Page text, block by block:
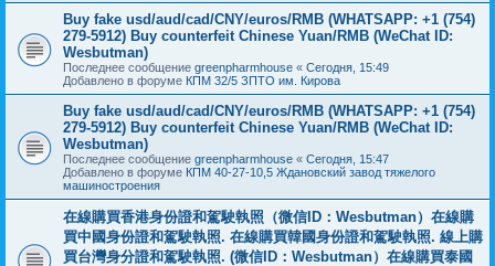
Buy fake usd/aud/cad/CNY/euros/RMB (WHATSAPP: +1 (754)
279-5912) Buy counterfeit Chinese Yuan/RMB (WeChat ID:
Wesbutman)
Последнее сообщение greenpharmhouse « Сегодня, 15:49
Добавлено в форуме КПМ 32/5 ЗПТО им. Кирова
Buy fake usd/aud/cad/CNY/euros/RMB (WHATSAPP: +1 (754)
279-5912) Buy counterfeit Chinese Yuan/RMB (WeChat ID:
Wesbutman)
Последнее сообщение greenpharmhouse « Сегодня, 15:47
Добавлено в форуме КПМ 40-27-10,5 Ждановский завод тяжелого
машиностроения
在線購買香港身份證和駕駛執照（微信ID：Wesbutman）在線購
買中國身份證和駕駛執照. 在線購買韓國身份證和駕駛執照. 線上購
買台灣身分證和駕駛執照. (微信ID：Wesbutman）在線購買泰國